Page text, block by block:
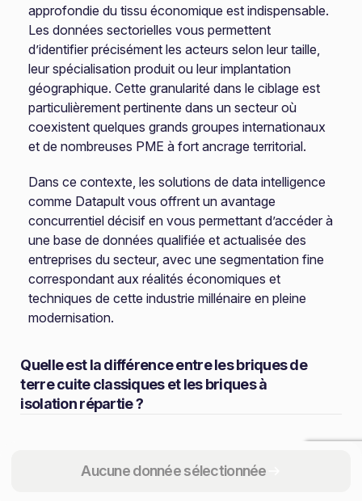
Aucune donnée sélectionnée
approfondie du tissu économique est indispensable.
Les données sectorielles vous permettent
d’identifier précisément les acteurs selon leur taille,
leur spécialisation produit ou leur implantation
géographique. Cette granularité dans le ciblage est
particulièrement pertinente dans un secteur où
coexistent quelques grands groupes internationaux
et de nombreuses PME à fort ancrage territorial.
Dans ce contexte, les solutions de data intelligence
comme Datapult vous offrent un avantage
concurrentiel décisif en vous permettant d’accéder à
une base de données qualifiée et actualisée des
entreprises du secteur, avec une segmentation fine
correspondant aux réalités économiques et
techniques de cette industrie millénaire en pleine
modernisation.
Quelle est la différence entre les briques de
terre cuite classiques et les briques à
isolation répartie ?
s’adapte-t-elle aux exigences de la RE2020 ?